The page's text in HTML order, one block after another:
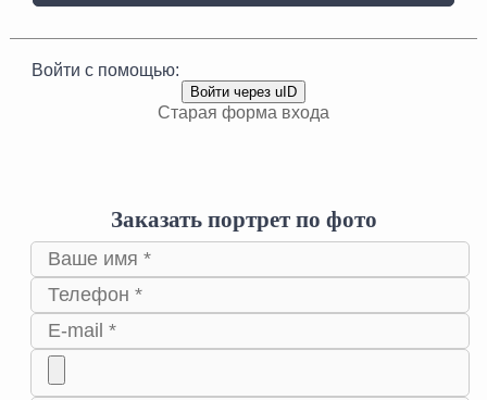
Войти с помощью:
Войти через uID
Старая форма входа
Заказать портрет по фото